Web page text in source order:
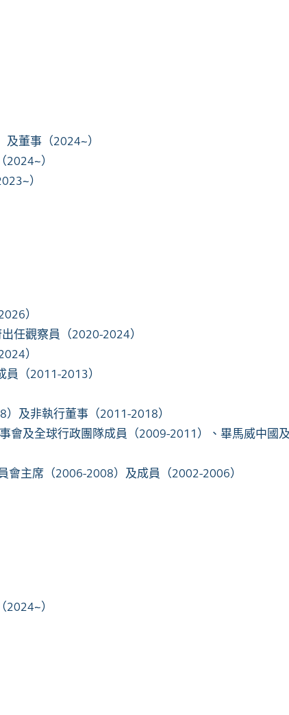
董事（2024~）
（2024~）
）
）
任觀察員（2020-2024）
）
（2011-2013）
及非執行董事（2011-2018）
會及全球行政團隊成員（2009-2011）、畢馬威中
會主席（2006-2008）及成員（2002-2006）
）